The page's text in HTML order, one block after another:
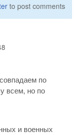
to post comments
по
всем, но по
и военных